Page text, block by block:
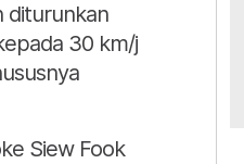
diturunkan
30 km/j
Siew Fook